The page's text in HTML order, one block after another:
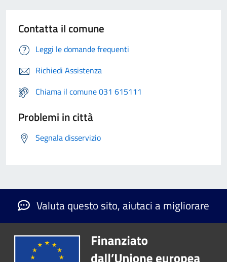
Contatta il comune
Leggi le domande frequenti
Richiedi Assistenza
Chiama il comune 031 615111
Problemi in città
Segnala disservizio
Valuta questo sito, aiutaci a migliorare